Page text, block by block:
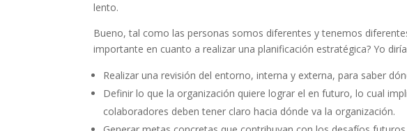
lento.
Bueno, tal como las personas somos diferentes y tenemos
importante en cuanto a realizar una planificación estratégica? Yo
Realizar una revisión del entorno, interna y externa, para saber
Definir lo que la organización quiere lograr el en futuro, lo cual
colaboradores deben tener claro hacia dónde va la organización.